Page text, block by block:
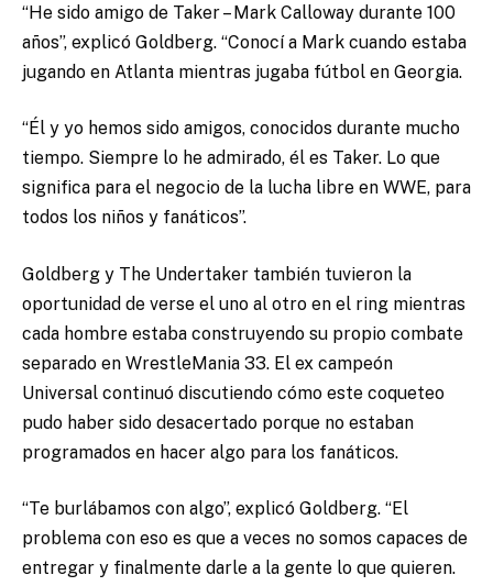
“He sido amigo de Taker – Mark Calloway durante 100
años”, explicó Goldberg. “Conocí a Mark cuando estaba
jugando en Atlanta mientras jugaba fútbol en Georgia.
“Él y yo hemos sido amigos, conocidos durante mucho
tiempo. Siempre lo he admirado, él es Taker. Lo que
significa para el negocio de la lucha libre en WWE, para
todos los niños y fanáticos”.
Goldberg y The Undertaker también tuvieron la
oportunidad de verse el uno al otro en el ring mientras
cada hombre estaba construyendo su propio combate
separado en WrestleMania 33. El ex campeón
Universal continuó discutiendo cómo este coqueteo
pudo haber sido desacertado porque no estaban
programados en hacer algo para los fanáticos.
“Te burlábamos con algo”, explicó Goldberg. “El
problema con eso es que a veces no somos capaces de
entregar y finalmente darle a la gente lo que quieren.